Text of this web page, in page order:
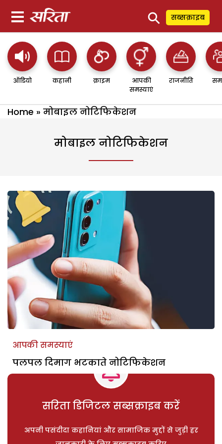
⚲ सब्सक्राइब
ऑडियो कहानी क्राइम
आपकी
समस्याएं
राजनीति
Home » मोबाइल नोटिफिकेशन
मोबाइल नोटिफिकेशन
आपकी समस्याएं
पलपल दिमाग भटकाते नोटिफिकेशन
सरिता डिजिटल सब्सक्राइब करें
अपनी पसंदीदा कहानियां और सामाजिक मुद्दों से जुड़ी हर